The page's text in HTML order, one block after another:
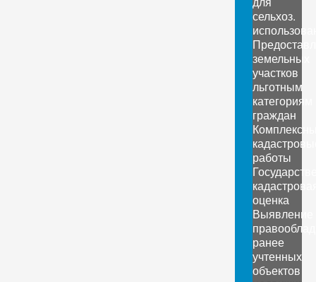
сельхоз.
земельных
участков
льготным
категориям
граждан
работы
оценка
Выявление
ранее
учтенных
объектов